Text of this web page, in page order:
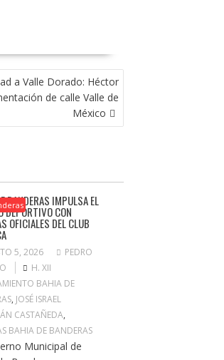
a Valle Dorado: Héctor
de calle Valle de
México
BANDERAS IMPULSA EL
DEPORTIVO CON
OFICIALES DEL CLUB
5, 2026
PEDRO
H. XII
BAHIA DE
, JOSÉ ISRAEL
CASTAÑEDA,
BAHIA DE BANDERAS
Municipal de